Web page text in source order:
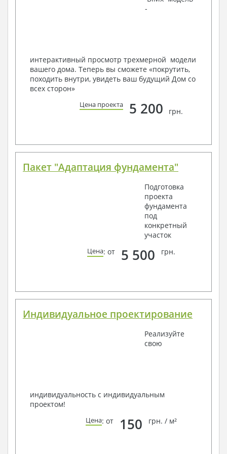
условий, за дополнительную плату.
Получить профессиональную консультацию у
наших специалистов, Вы можете любым
способом связи: закажите обратный звонок,
по viber, e-mail, телефон -
-
интерактивный просмотр трехмерной модели
вашего дома. Теперь вы сможете «покрутить,
походить внутри, увидеть ваш будущий Дом со
всех сторон»
Цена проекта 5 200 грн.
Пакет "Адаптация фундамента"
Подготовка
проекта
фундамента
под
конкретный
участок
Цена: от 5 500 грн.
Индивидуальное проектирование
Реализуйте
свою
индивидуальность с индивидуальным
проектом!
Цена: от 150 грн. / м²